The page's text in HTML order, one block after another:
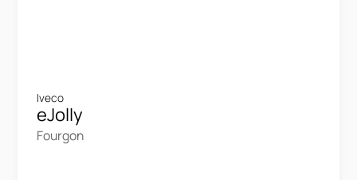
Iveco
eJolly
Fourgon